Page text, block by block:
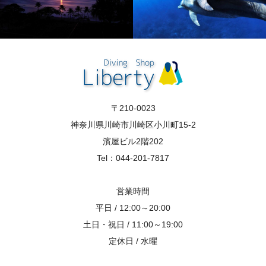
〒210-0023
神奈川県川崎市川崎区小川町15-2
濱屋ビル2階202
Tel：044-201-7817
営業時間
平日 / 12:00～20:00
土日・祝日 / 11:00～19:00
定休日 / 水曜